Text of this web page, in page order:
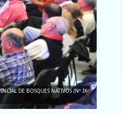
DE BOSQUES NATIVOS (Nº IX-